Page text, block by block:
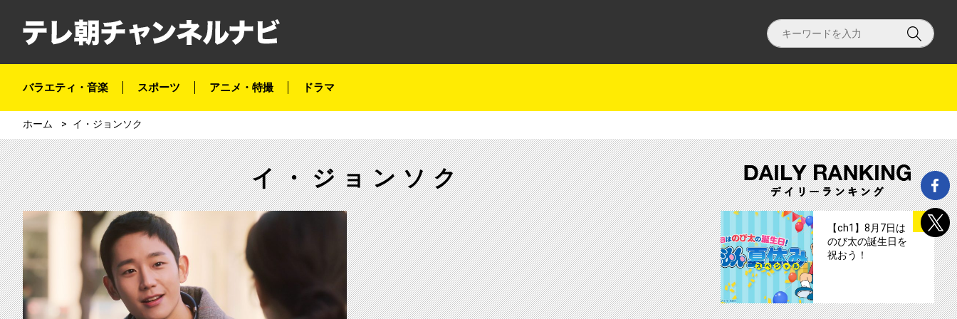
バラエティ・音楽 スポーツ アニメ・特撮 ドラマ
ホーム イ・ジョンソク
イ・ジョンソク
【ch1】3か月連続で”チョン・ヘイン”出演作品を放送!!サムネイル 1
【ch1】8月7日は
のび太の誕生日を
祝おう！